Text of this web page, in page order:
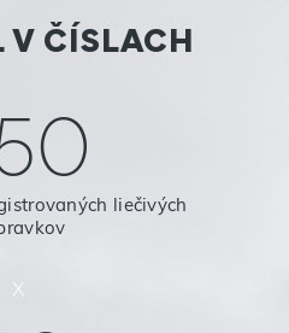
V ČÍSLACH
liečivých
x